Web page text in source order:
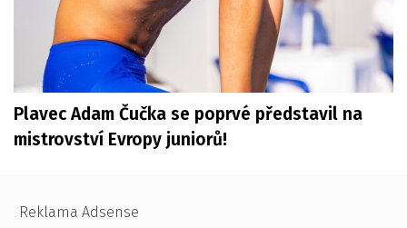
Plavec Adam Čučka se poprvé představil na
mistrovství Evropy juniorů!
Reklama Adsense